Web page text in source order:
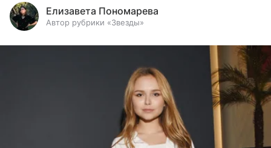
Елизавета Пономарева
Автор рубрики «Звезды»